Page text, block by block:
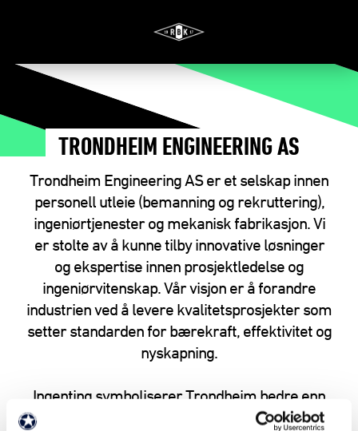
TRONDHEIM ENGINEERING AS
Trondheim Engineering AS er et selskap innen
personell utleie (bemanning og rekruttering),
ingeniørtjenester og mekanisk fabrikasjon. Vi
er stolte av å kunne tilby innovative løsninger
og ekspertise innen prosjektledelse og
ingeniørvitenskap. Vår visjon er å forandre
industrien ved å levere kvalitetsprosjekter som
setter standarden for bærekraft, effektivitet og
nyskapning.
Ingenting symboliserer Trondheim bedre enn
lidenskap, lagånd og ambisjoner. Både på